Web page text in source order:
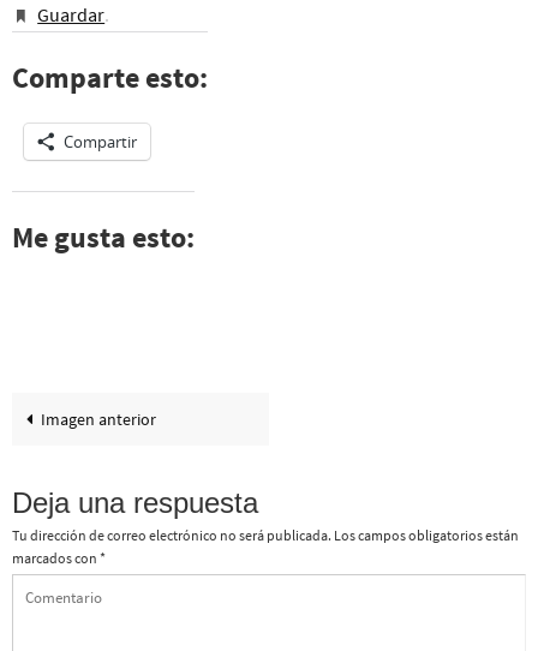
Guardar.
Comparte esto:
Compartir
Me gusta esto:
Imagen anterior
Deja una respuesta
Tu dirección de correo electrónico no será publicada. Los campos obligatorios están
marcados con *